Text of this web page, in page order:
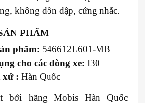
không dồn dập, cứng nhắc.
PHẨM
phẩm: 546612L601-MB
cho các dòng xe: I30
xứ : Hàn Quốc
bởi hãng Mobis Hàn Quốc